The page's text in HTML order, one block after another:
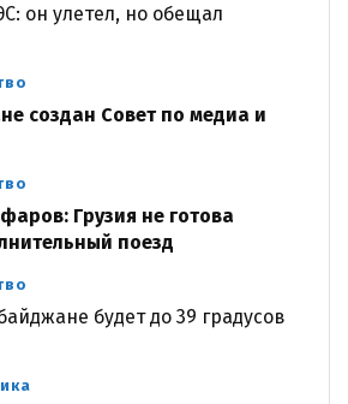
он улетел, но обещал
создан Совет по медиа и
Грузия не готова
поезд
будет до 39 градусов